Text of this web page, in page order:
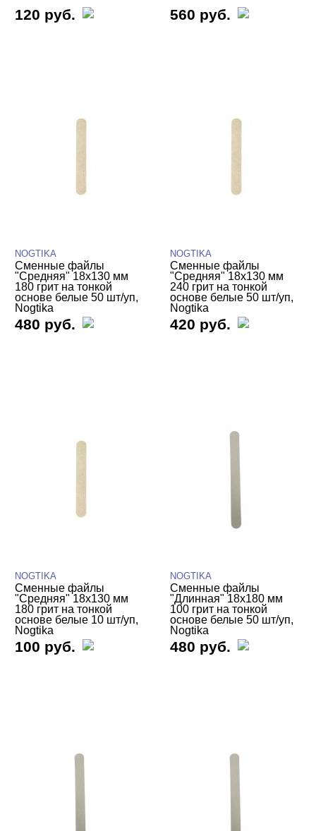
основа
ЦЕНА Cвернуть
120 руб. 560 руб.
NOGTIKA
Сменные файлы
"Средняя" 18х130 мм
180 грит на тонкой
основе белые 50 шт/уп,
Nogtika
480 руб.
NOGTIKA
Сменные файлы
"Средняя" 18х130 мм
240 грит на тонкой
основе белые 50 шт/уп,
Nogtika
420 руб.
NOGTIKA
Сменные файлы
"Средняя" 18х130 мм
180 грит на тонкой
основе белые 10 шт/уп,
Nogtika
100 руб.
NOGTIKA
Сменные файлы
"Длинная" 18х180 мм
100 грит на тонкой
основе белые 50 шт/уп,
Nogtika
480 руб.